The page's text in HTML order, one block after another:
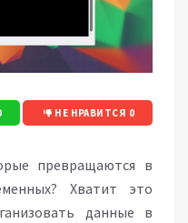
НЕ НРАВИТСЯ 0
превращаются в
Хватит это
данные в